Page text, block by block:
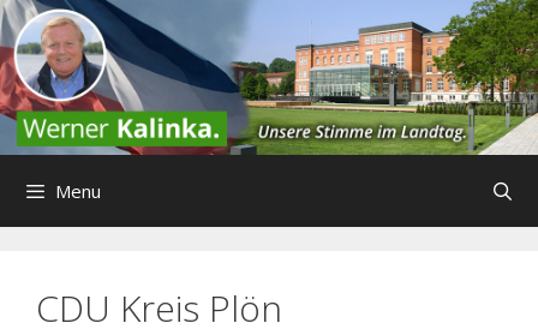
Zum
Inhalt
springen
Menu
CDU Kreis Plön